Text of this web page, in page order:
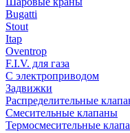
Bugatti
Stout
Itap
Oventrop
F.I.V. для газа
С электроприводом
Задвижки
Распределительные
Cмесительные клапаны
Термосмесительные